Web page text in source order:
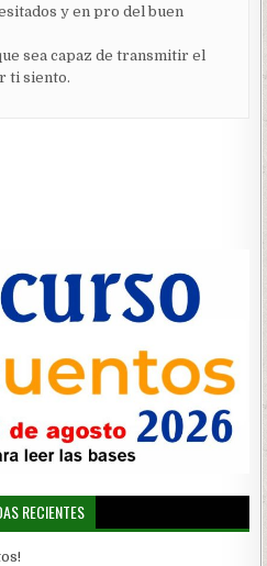
y en pro del buen
sea capaz de transmitir el
ti siento.
RECIENTES